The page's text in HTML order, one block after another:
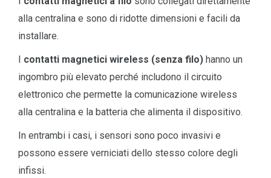
alla centralina e sono di ridotte dimensioni e facili da
installare.
I contatti magnetici wireless (senza filo) hanno un
ingombro più elevato perché includono il circuito
elettronico che permette la comunicazione wireless
alla centralina e la batteria che alimenta il dispositivo.
In entrambi i casi, i sensori sono poco invasivi e
possono essere verniciati dello stesso colore degli
infissi.